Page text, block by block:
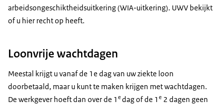
arbeidsongeschiktheidsuitkering (WIA-uitkering). UWV bekijkt
of u hier recht op heeft.
Loonvrije wachtdagen
Meestal krijgt u vanaf de 1e dag van uw ziekte loon
doorbetaald, maar u kunt te maken krijgen met wachtdagen.
De werkgever hoeft dan over de 1 edag of de 1 e 2 dagen geen